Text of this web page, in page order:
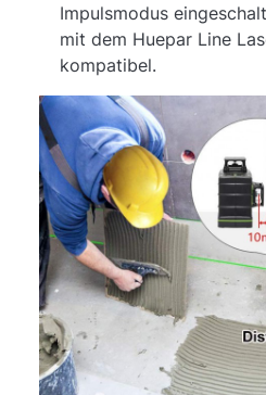
Impulsmodus
mit dem Huepar Line
kompatibel.